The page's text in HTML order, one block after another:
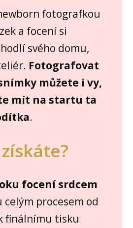
fotografkou
a focení si
svého domu,
Fotografovat
můžete i vy,
mít na startu ta
.
focení srdcem
celým procesem od
finálnímu tisku